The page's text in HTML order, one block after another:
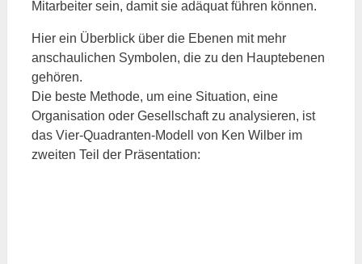
Mitarbeiter sein, damit sie adäquat führen können.
Hier ein Überblick über die Ebenen mit mehr
anschaulichen Symbolen, die zu den Hauptebenen
gehören.
Die beste Methode, um eine Situation, eine
Organisation oder Gesellschaft zu analysieren, ist
das Vier-Quadranten-Modell von Ken Wilber im
zweiten Teil der Präsentation: